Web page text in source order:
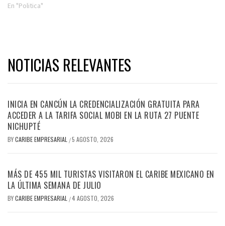
En "Politica"
NOTICIAS RELEVANTES
INICIA EN CANCÚN LA CREDENCIALIZACIÓN GRATUITA PARA
ACCEDER A LA TARIFA SOCIAL MOBI EN LA RUTA 27 PUENTE
NICHUPTÉ
BYCARIBE EMPRESARIAL /5 AGOSTO, 2026
MÁS DE 455 MIL TURISTAS VISITARON EL CARIBE MEXICANO EN
LA ÚLTIMA SEMANA DE JULIO
BYCARIBE EMPRESARIAL /4 AGOSTO, 2026